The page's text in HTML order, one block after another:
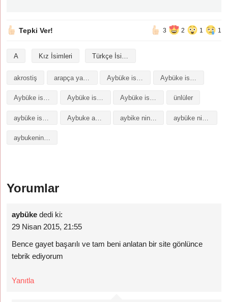
Tepki Ver! 3 2 1 1
A Kız İsimleri Türkçe İsimler
akrostiş arapça yazılışı
Aybüke isminin baş harfleriyle şiir Aybüke isminin kökeni Aybüke isminin numerolojisi ünlüler
Aybuke anlami
aybukenin anlami
Yorumlar
aybüke dedi ki:
29 Nisan 2015, 21:55
Bence gayet başarılı ve tam beni anlatan bir site gönlünce
tebrik ediyorum
Yanıtla